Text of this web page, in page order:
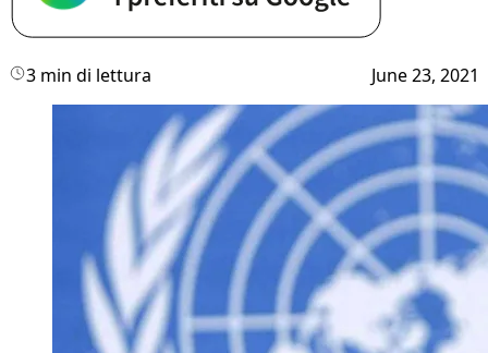
3 min di lettura June 23, 2021